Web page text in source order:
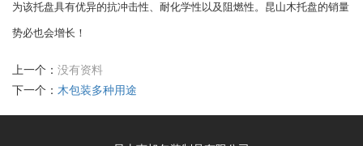
为该托盘具有优异的抗冲击性、耐化学性以及阻燃性。昆山木托盘的销量
势必也会增长！
上一个： 没有资料
下一个： 木包装多种用途